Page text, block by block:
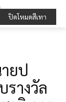
ยป
างวัล
ปิดโหมดสีเทา